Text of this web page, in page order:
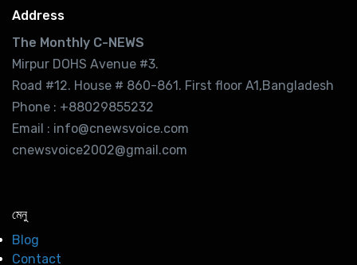
Address
The Monthly C-NEWS
Mirpur DOHS Avenue #3.
Road #12. House # 860-861. First floor A1,Bangladesh
Phone : +88029855232
Email : info@cnewsvoice.com
cnewsvoice2002@gmail.com
মেনু
Blog
Contact